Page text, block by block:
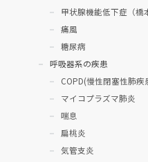
甲状腺機能低下症（橋
痛風
糖尿病
呼吸器系の疾患
COPD(慢性閉塞性肺疾
マイコプラズマ肺炎
喘息
扁桃炎
気管支炎